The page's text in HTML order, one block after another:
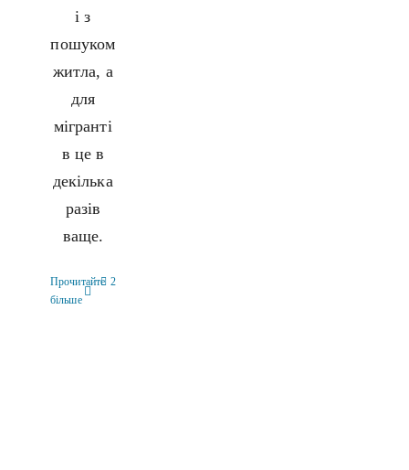
і з
пошуком
житла, а
для
мігранті
в це в
декілька
разів
ваще.
Прочитайте
більше
2